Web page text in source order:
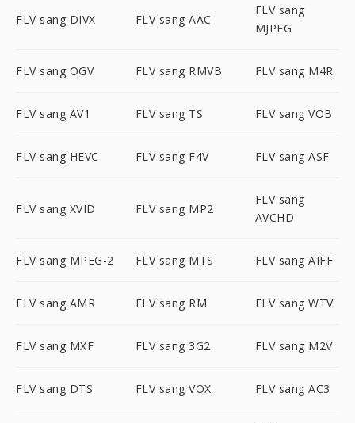
FLV sang DIVX FLV sang AAC
FLV sang
MJPEG
FLV sang OGV FLV sang RMVB FLV sang M4R
FLV sang AV1 FLV sang TS FLV sang VOB
FLV sang HEVC FLV sang F4V FLV sang ASF
FLV sang XVID FLV sang MP2
FLV sang
AVCHD
FLV sang MPEG-2 FLV sang MTS FLV sang AIFF
FLV sang AMR FLV sang RM FLV sang WTV
FLV sang MXF FLV sang 3G2 FLV sang M2V
FLV sang DTS FLV sang VOX FLV sang AC3